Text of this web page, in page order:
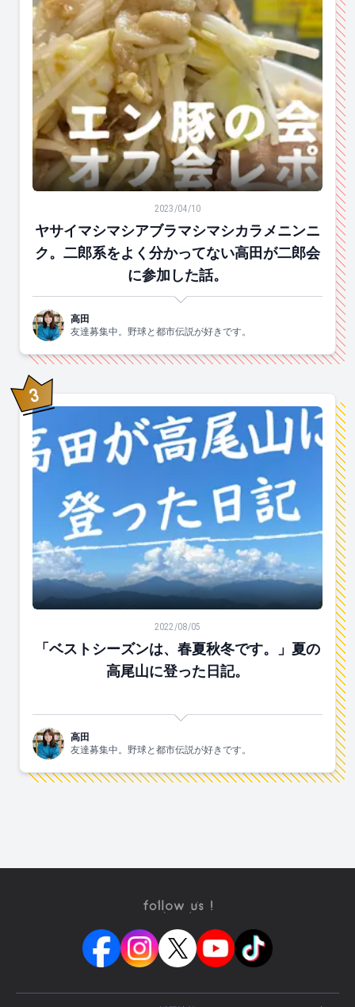
ヤサイマシマシアブラマシマシカラメニンニク。二郎
2023/04/10
ヤサイマシマシアブラマシマシカラメニンニ
ク。二郎系をよく分かってない高田が二郎会
に参加した話。
高田
友達募集中。野球と都市伝説が好きです。
3位
「ベストシーズンは、春夏秋冬です。」夏の高尾山に登
2022/08/05
「ベストシーズンは、春夏秋冬です。」夏の
高尾山に登った日記。
高田
友達募集中。野球と都市伝説が好きです。